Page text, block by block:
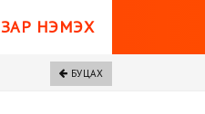
ЗАР НЭМЭХ
БУЦАХ